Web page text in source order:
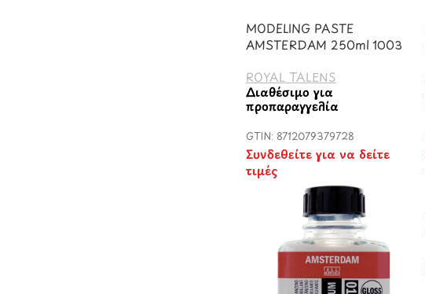
MODELING PASTE
AMSTERDAM 250ml 1003
ROYAL TALENS
Διαθέσιμο για
προπαραγγελία
GTIN: 8712079379728
Συνδεθείτε για να δείτε
τιμές